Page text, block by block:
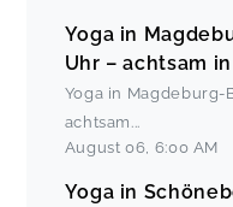
Yoga in
Uhr – achtsam
Yoga in Magdeburg-
achtsam ...
August 06 6:00 AM
Yoga in